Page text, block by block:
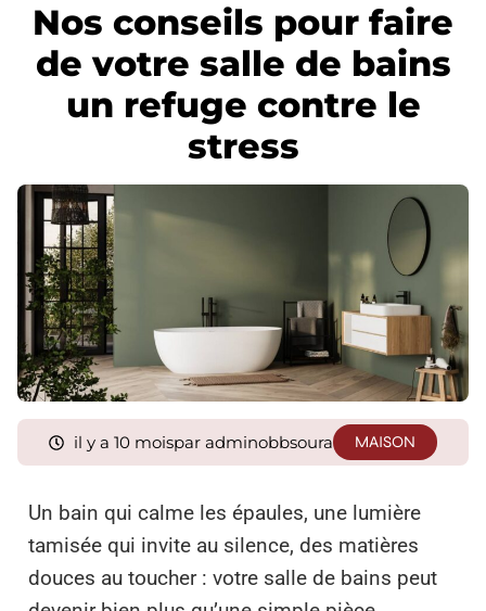
Nos conseils pour faire
de votre salle de bains
un refuge contre le
stress
il y a 10 moispar adminobbsoura MAISON
Un bain qui calme les épaules, une lumière
tamisée qui invite au silence, des matières
douces au toucher : votre salle de bains peut